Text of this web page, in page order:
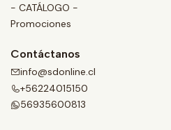
- CATÁLOGO -
Promociones
Contáctanos
info@sdonline.cl
+56224015150
56935600813